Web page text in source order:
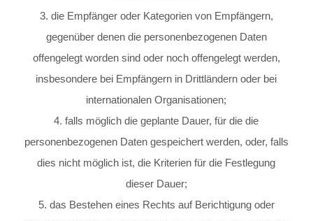
3. die Empfänger oder Kategorien von Empfängern,
gegenüber denen die personenbezogenen Daten
offengelegt worden sind oder noch offengelegt werden,
insbesondere bei Empfängern in Drittländern oder bei
internationalen Organisationen;
4. falls möglich die geplante Dauer, für die die
personenbezogenen Daten gespeichert werden, oder, falls
dies nicht möglich ist, die Kriterien für die Festlegung
dieser Dauer;
5. das Bestehen eines Rechts auf Berichtigung oder